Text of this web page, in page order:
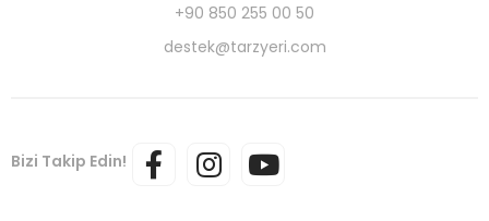
+90 850 255 00 50
destek@tarzyeri.com
Bizi Takip Edin!